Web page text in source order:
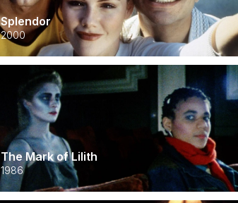
Splendor
2000
The Mark of Lilith
1986